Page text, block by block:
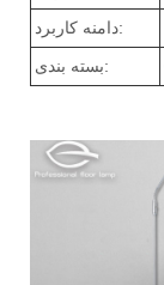
دامنه کاربرد:
بسته بندی: